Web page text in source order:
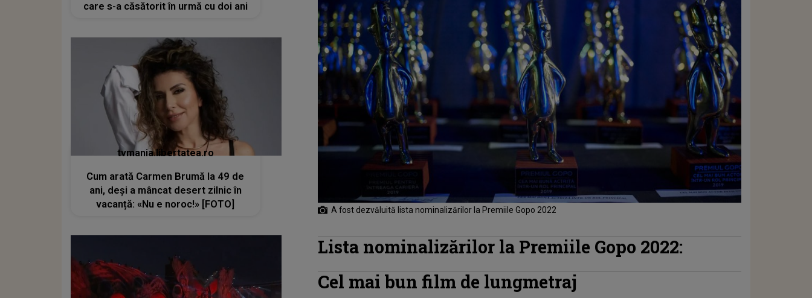
A fost dezvăluită lista nominalizărilor la Premiile Gopo 2022
Lista nominalizărilor la Premiile Gopo 2022:
Cel mai bun film de lungmetraj
care s-a căsătorit în urmă cu doi ani
tvmania.libertatea.ro
Cum arată Carmen Brumă la 49 de
ani, deși a mâncat desert zilnic în
vacanță: «Nu e noroc!» [FOTO]